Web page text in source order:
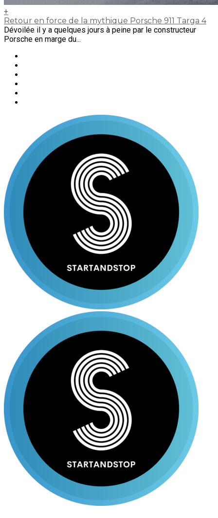
+
Retour en force de la mythique Porsche 911 Targa 4
Dévoilée il y a quelques jours à peine par le constructeur
Porsche en marge du...